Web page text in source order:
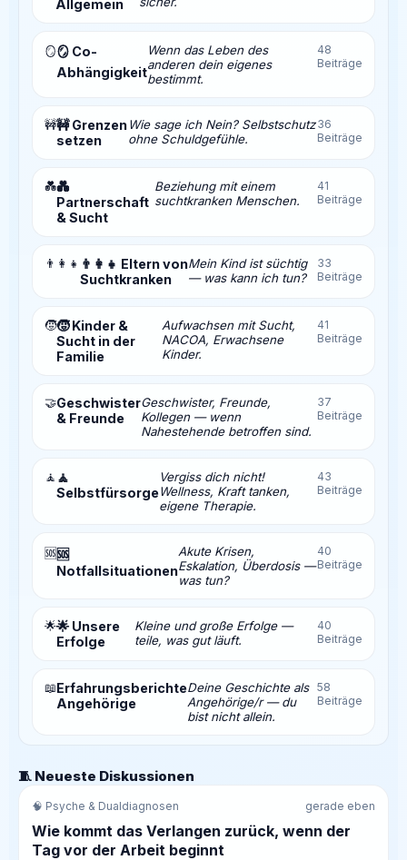
Allgemein
🪞🪞 Co-
Abhängigkeit
Wenn das Leben des
anderen dein eigenes
bestimmt.
48
Beiträge
🚧🚧 Grenzen
setzen
Wie sage ich Nein? Selbstschutz
ohne Schuldgefühle.
36
Beiträge
💑💑
Partnerschaft
& Sucht
Beziehung mit einem
suchtkranken Menschen.
41
Beiträge
👨‍👩‍👧 👨‍👩‍👧 Eltern von
Suchtkranken
Mein Kind ist süchtig
— was kann ich tun?
33
Beiträge
🧒🧒 Kinder &
Sucht in der
Familie
Aufwachsen mit Sucht,
NACOA, Erwachsene
Kinder.
41
Beiträge
🤝Geschwister
& Freunde
Geschwister, Freunde,
Kollegen — wenn
Nahestehende betroffen sind.
37
Beiträge
🧘 🧘
Selbstfürsorge
Vergiss dich nicht!
Wellness, Kraft tanken,
eigene Therapie.
43
Beiträge
🆘🆘
Notfallsituationen
Akute Krisen,
Eskalation, Überdosis —
was tun?
40
Beiträge
🌟🌟 Unsere
Erfolge
Kleine und große Erfolge —
teile, was gut läuft.
40
Beiträge
📖Erfahrungsberichte
Angehörige
Deine Geschichte als
Angehörige/r — du
bist nicht allein.
58
Beiträge
🧵 Neueste Diskussionen
🧠 Psyche & Dualdiagnosen gerade eben
Wie kommt das Verlangen zurück, wenn der
Tag vor der Arbeit beginnt